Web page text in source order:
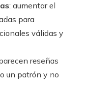
: aumentar el
para
válidas y
reseñas
un patrón y no